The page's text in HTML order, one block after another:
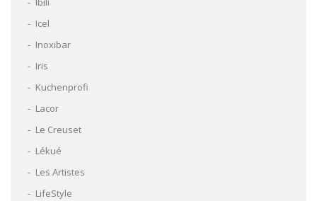
Icel
Inoxibar
Iris
Kuchenprofi
Lacor
Le Creuset
Lékué
Les Artistes
LifeStyle